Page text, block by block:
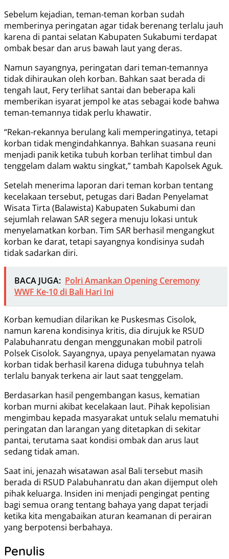
Sebelum kejadian, teman-teman korban sudah
memberinya peringatan agar tidak berenang terlalu jauh
karena di pantai selatan Kabupaten Sukabumi terdapat
ombak besar dan arus bawah laut yang deras.
Namun sayangnya, peringatan dari teman-temannya
tidak dihiraukan oleh korban. Bahkan saat berada di
tengah laut, Fery terlihat santai dan beberapa kali
memberikan isyarat jempol ke atas sebagai kode bahwa
teman-temannya tidak perlu khawatir.
“Rekan-rekannya berulang kali memperingatinya, tetapi
korban tidak mengindahkannya. Bahkan suasana reuni
menjadi panik ketika tubuh korban terlihat timbul dan
tenggelam dalam waktu singkat,” tambah Kapolsek Aguk.
Setelah menerima laporan dari teman korban tentang
kecelakaan tersebut, petugas dari Badan Penyelamat
Wisata Tirta (Balawista) Kabupaten Sukabumi dan
sejumlah relawan SAR segera menuju lokasi untuk
menyelamatkan korban. Tim SAR berhasil mengangkut
korban ke darat, tetapi sayangnya kondisinya sudah
tidak sadarkan diri.
BACA JUGA: Polri Amankan Opening Ceremony
WWF Ke-10 di Bali Hari Ini
Korban kemudian dilarikan ke Puskesmas Cisolok,
namun karena kondisinya kritis, dia dirujuk ke RSUD
Palabuhanratu dengan menggunakan mobil patroli
Polsek Cisolok. Sayangnya, upaya penyelamatan nyawa
korban tidak berhasil karena diduga tubuhnya telah
terlalu banyak terkena air laut saat tenggelam.
Berdasarkan hasil pengembangan kasus, kematian
korban murni akibat kecelakaan laut. Pihak kepolisian
mengimbau kepada masyarakat untuk selalu mematuhi
peringatan dan larangan yang ditetapkan di sekitar
pantai, terutama saat kondisi ombak dan arus laut
sedang tidak aman.
Saat ini, jenazah wisatawan asal Bali tersebut masih
berada di RSUD Palabuhanratu dan akan dijemput oleh
pihak keluarga. Insiden ini menjadi pengingat penting
bagi semua orang tentang bahaya yang dapat terjadi
ketika kita mengabaikan aturan keamanan di perairan
yang berpotensi berbahaya.
Penulis